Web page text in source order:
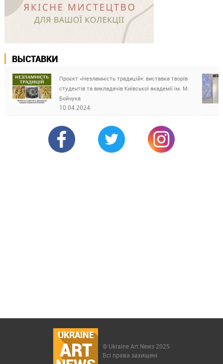
ВЫСТАВКИ
Проєкт «Незламність традицій»: виставка творів
студентів та викладачів Київської академії ім. М.
Бойчука
10.04.2024
UKRAINE
ART
© Ukraine Art News 2025
Всі права захищені